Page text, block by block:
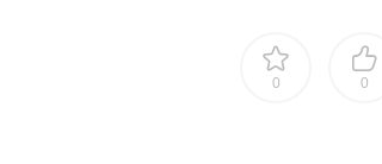
0 0